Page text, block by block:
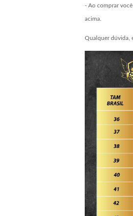
- Ao comprar
acima.
Qualquer dúvida,